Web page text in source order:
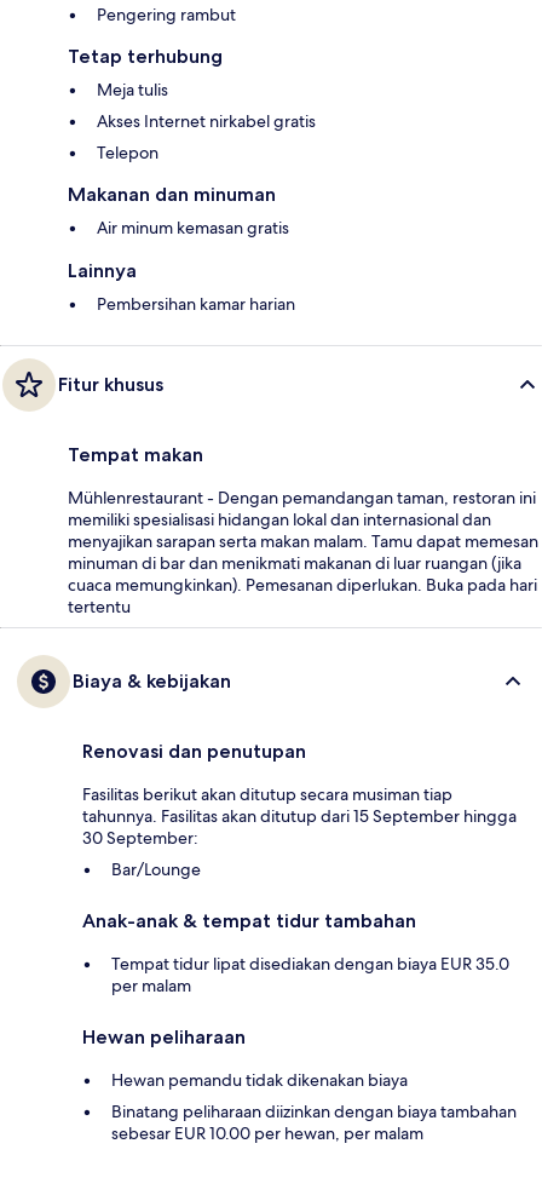
Pengering rambut
Tetap terhubung
Meja tulis
Akses Internet nirkabel gratis
Telepon
Makanan dan minuman
Air minum kemasan gratis
Lainnya
Pembersihan kamar harian
Fitur khusus
Tempat makan
Mühlenrestaurant - Dengan pemandangan taman, restoran ini
memiliki spesialisasi hidangan lokal dan internasional dan
menyajikan sarapan serta makan malam. Tamu dapat memesan
minuman di bar dan menikmati makanan di luar ruangan (jika
cuaca memungkinkan). Pemesanan diperlukan. Buka pada hari
tertentu
Biaya & kebijakan
Renovasi dan penutupan
Fasilitas berikut akan ditutup secara musiman tiap
tahunnya. Fasilitas akan ditutup dari 15 September hingga
30 September:
Bar/Lounge
Anak-anak & tempat tidur tambahan
Tempat tidur lipat disediakan dengan biaya EUR 35.0
per malam
Hewan peliharaan
Hewan pemandu tidak dikenakan biaya
Binatang peliharaan diizinkan dengan biaya tambahan
sebesar EUR 10.00 per hewan, per malam